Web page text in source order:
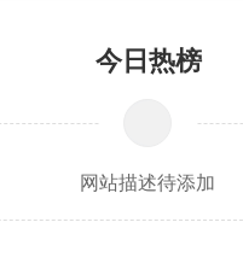
今日热榜
网站描述待添加